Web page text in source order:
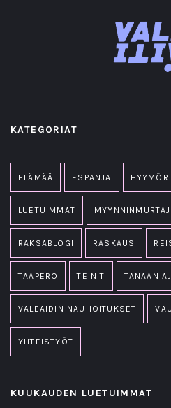
KATEGORIAT
ELÄMÄÄ ESPANJA HYYMÖRI
LUETUIMMAT
RAKSABLOGI RASKAUS
TAAPERO TEINIT TÄNÄÄN
VALEÄIDIN NAUHOITUKSET
YHTEISTYÖT
KUUKAUDEN LUETUIMMAT